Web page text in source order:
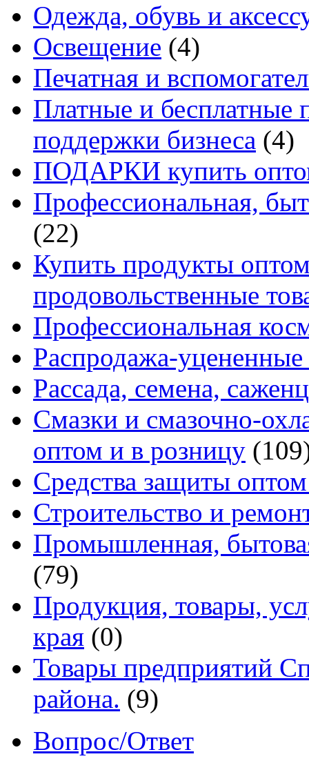
Одежда, обувь и
Освещение (4)
Печатная и
Платные и бесплатные
поддержки бизнеса (4)
ПОДАРКИ купить
Профессиональная,
(22)
Купить продукты
продовольственные
Профессиональная
Распродажа-уцененные
Рассада, семена,
Смазки и смазочно-
оптом и в розницу
Средства защиты
Строительство и
Промышленная,
(79)
Продукция, товары,
края (0)
Товары предприятий
района. (9)
Вопрос/Ответ